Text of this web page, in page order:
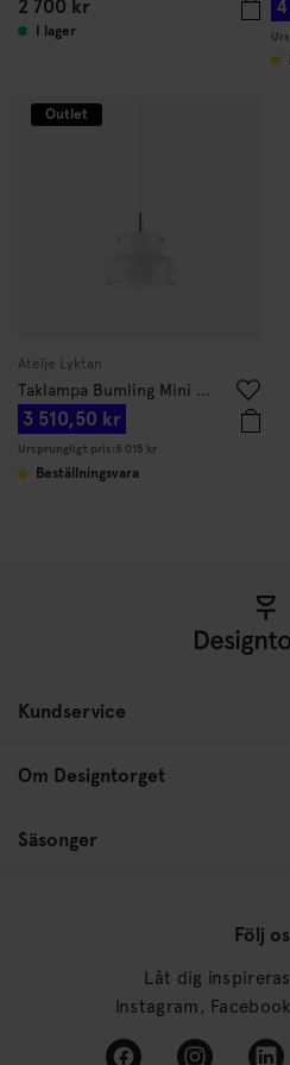
2 700 kr
I lager
Outlet
Atelje Lyktan
Taklampa Bumling Mini 19cm
3 510,50 kr
Ursprungligt pris:5 015 kr
Beställningsvara
Kundservice
Om Designtorget
Säsonger
Följ
Låt dig
Instagram,